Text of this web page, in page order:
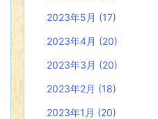
2023年5月 (17)
2023年4月 (20)
2023年3月 (20)
2023年2月 (18)
2023年1月 (20)